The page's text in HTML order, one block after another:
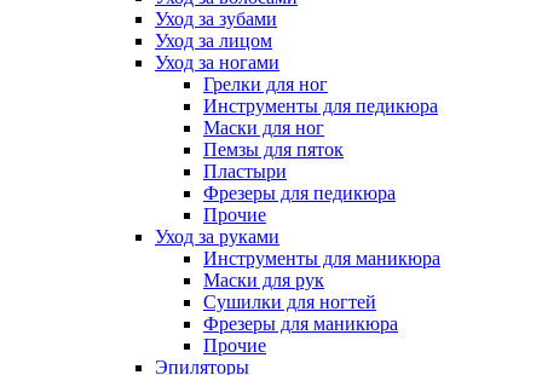
Уход за зубами
Уход за лицом
Уход за ногами
Грелки для ног
Инструменты для педикюра
Маски для ног
Пемзы для пяток
Пластыри
Фрезеры для педикюра
Прочие
Уход за руками
Инструменты для маникюра
Маски для рук
Сушилки для ногтей
Фрезеры для маникюра
Прочие
Эпиляторы